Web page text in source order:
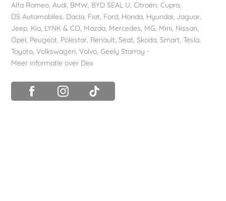
Alfa Romeo,Audi, BMW, BYD SEAL U,Citroën,Cupra,
DS Automobiles, Dacia, Fiat, Ford, Honda, Hyundai, Jaguar,
Jeep, Kia, LYNK & CO, Mazda, Mercedes, MG, Mini, Nissan,
Opel, Peugeot, Polestar, Renault,Seat,Skoda,Smart,Tesla,
Toyota,Volkswagen,Volvo,Geely Starray -
Meer informatie over Dex